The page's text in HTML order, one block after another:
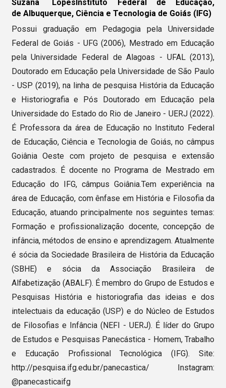
Suzana Lopes
de Albuquerque,
Instituto Federal de Educação,
Ciência e Tecnologia de Goiás (IFG)
Possui graduação em Pedagogia pela Universidade
Federal de Goiás - UFG (2006), Mestrado em Educação
pela Universidade Federal de Alagoas - UFAL (2013),
Doutorado em Educação pela Universidade de São Paulo
- USP (2019), na linha de pesquisa História da Educação
e Historiografia e Pós Doutorado em Educação pela
Universidade do Estado do Rio de Janeiro - UERJ (2022).
É Professora da área de Educação no Instituto Federal
de Educação, Ciência e Tecnologia de Goiás, no câmpus
Goiânia Oeste com projeto de pesquisa e extensão
cadastrados. É docente no Programa de Mestrado em
Educação do IFG, câmpus Goiânia.Tem experiência na
área de Educação, com ênfase em História e Filosofia da
Educação, atuando principalmente nos seguintes temas:
Formação e profissionalização docente, concepção de
infância, métodos de ensino e aprendizagem. Atualmente
é sócia da Sociedade Brasileira de História da Educação
(SBHE) e sócia da Associação Brasileira de
Alfabetização (ABALF). É membro do Grupo de Estudos e
Pesquisas História e historiografia das ideias e dos
intelectuais da educação (USP) e do Núcleo de Estudos
de Filosofias e Infância (NEFI - UERJ). É líder do Grupo
de Estudos e Pesquisas Panecástica - Homem, Trabalho
e Educação Profissional Tecnológica (IFG). Site:
http://pesquisa.ifg.edu.br/panecastica/ Instagram:
@panecasticaifg